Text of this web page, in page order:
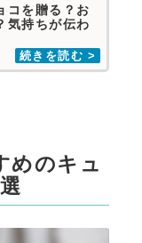
コを贈る？お
気持ちが伝わ
めのキュ